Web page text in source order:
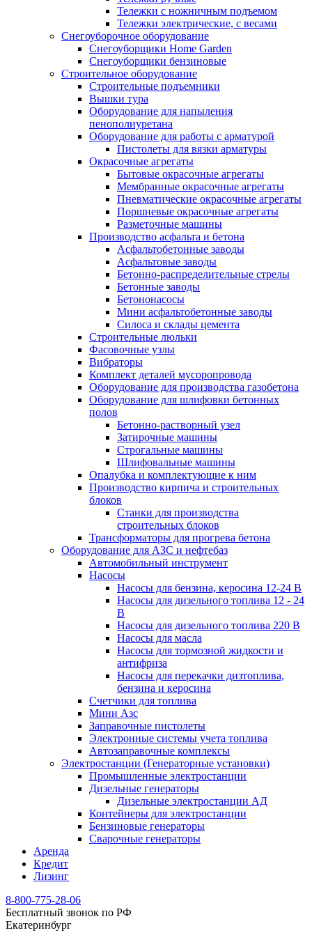
Тележки с ножничным подъемом
Тележки электрические, с весами
Снегоуборочное оборудование
Снегоуборщики Home Garden
Снегоуборщики бензиновые
Строительное оборудование
Cтроительные подъемники
Вышки тура
Оборудование для напыления
пенополиуретана
Оборудование для работы с арматурой
Пистолеты для вязки арматуры
Окрасочные агрегаты
Бытовые окрасочные агрегаты
Мембранные окрасочные агрегаты
Пневматические окрасочные агрегаты
Поршневые окрасочные агрегаты
Разметочные машины
Производство асфальта и бетона
Асфальтобетонные заводы
Асфальтовые заводы
Бетонно-распределительные стрелы
Бетонные заводы
Бетононасосы
Мини асфальтобетонные заводы
Силоса и склады цемента
Строительные люльки
Фасовочные узлы
Вибраторы
Комплект деталей мусоропровода
Оборудование для производства газобетона
Оборудование для шлифовки бетонных
полов
Бетонно-растворный узел
Затирочные машины
Строгальные машины
Шлифовальные машины
Опалубка и комплектующие к ним
Производство кирпича и строительных
блоков
Cтанки для производства
строительных блоков
Трансформаторы для прогрева бетона
Оборудование для АЗС и нефтебаз
Автомобильный инструмент
Насосы
Насосы для бензина, керосина 12-24 В
Насосы для дизельного топлива 12 - 24
В
Насосы для дизельного топлива 220 В
Насосы для масла
Насосы для тормозной жидкости и
антифриза
Насосы для перекачки дизтоплива,
бензина и керосина
Счетчики для топлива
Мини Азс
Заправочные пистолеты
Электронные системы учета топлива
Автозаправочные комплексы
Электростанции (Генераторные установки)
Промышленные электростанции
Дизельные генераторы
Дизельные электростанции АД
Контейнеры для электростанции
Бензиновые генераторы
Сварочные генераторы
Аренда
Кредит
Лизинг
8-800-775-28-06
Бесплатный звонок по РФ
Екатеринбург